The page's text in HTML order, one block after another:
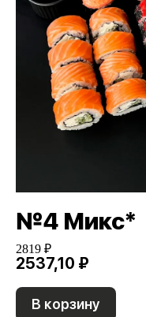
№4 Микс*
2819 ₽
2537,10 ₽
В корзину